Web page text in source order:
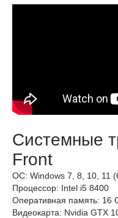
Системные
Front
ОС: Windows 7, 8, 10, 11
Процессор: Intel i5 8400
Оперативная память: 16
Видеокарта: Nvidia GTX